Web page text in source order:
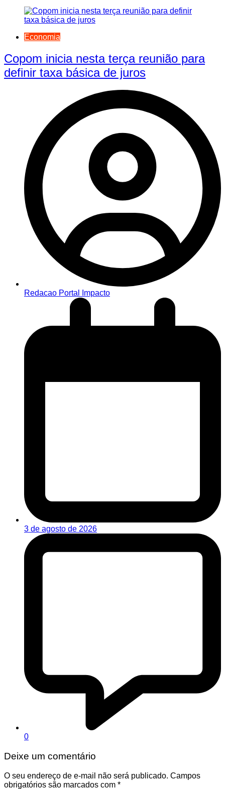
Economia
Copom inicia nesta terça reunião para
definir taxa básica de juros
Redacao Portal Impacto
3 de agosto de 2026
0
Deixe um comentário
O seu endereço de e-mail não será publicado. Campos
obrigatórios são marcados com *